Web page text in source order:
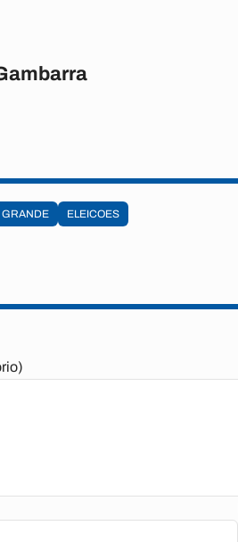
ELEICOES